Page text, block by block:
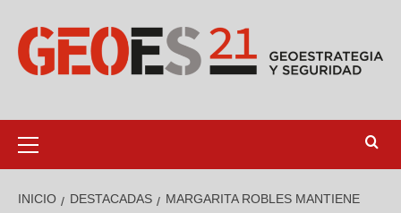
INICIO DESTACADAS
MARGARITA ROBLES MANTIENE